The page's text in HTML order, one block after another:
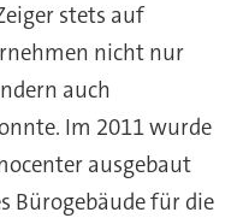
stets auf
nicht nur
auch
Im 2011 wurde
ausgebaut
Bürogebäude für die